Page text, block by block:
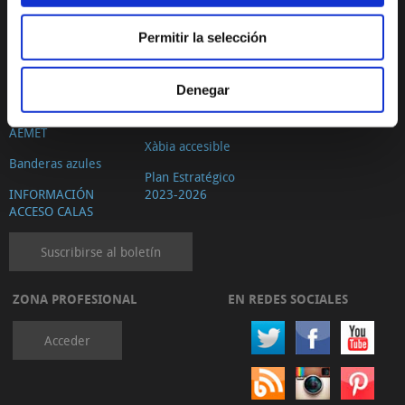
Permitir la selección
Denegar
Video Calas y Playas
Estado de la Playas.
Estado de las Playas.
AEMET
Banderas azules
INFORMACIÓN
ACCESO CALAS
turista
Turismo
Quejas, sugerencias
y felicitaciones
Xàbia accesible
Plan Estratégico
2023-2026
Suscribirse al boletín
ZONA PROFESIONAL
Acceder
EN REDES SOCIALES